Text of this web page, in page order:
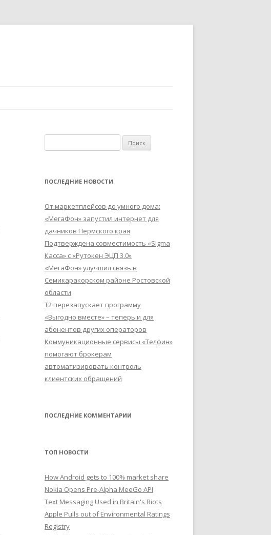
ПОСЛЕДНИЕ НОВОСТИ
От маркетплейсов до умного дома:
«МегаФон» запустил интернет для
дачников Пермского края
Подтверждена совместимость «Sigma
Касса» с «Рутокен ЭЦП 3.0»
«МегаФон» улучшил связь в
Семикаракорском районе Ростовской
области
Т2 перезапускает программу
«Выгодно вместе» – теперь и для
абонентов других операторов
Коммуникационные сервисы «Телфин»
помогают брокерам
автоматизировать контроль
клиентских обращений
ПОСЛЕДНИЕ КОММЕНТАРИИ
ТОП НОВОСТИ
How Android gets to 100% market share
Nokia Opens Pre-Alpha MeeGo API
Text Messaging Used in Britain's Riots
Apple Pulls out of Environmental Ratings
Registry